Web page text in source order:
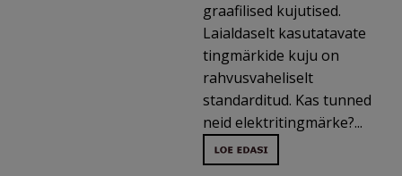
graafilised kujutised.
Laialdaselt kasutatavate
tingmärkide kuju on
rahvusvaheliselt
standarditud. Kas tunned
neid elektritingmärke?...